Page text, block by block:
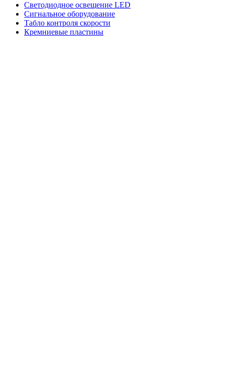
Светодиодное освещение LED
Сигнальное оборудование
Табло контроля скорости
Кремниевые пластины